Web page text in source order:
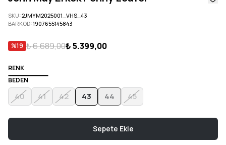
SKU:2JMYM2025001_VHS_43
BARKOD:1907655145843
%19 ₺ 6.689,00₺ 5.399,00
RENK
BEDEN
40 41 42 43 44 45
Sepete Ekle